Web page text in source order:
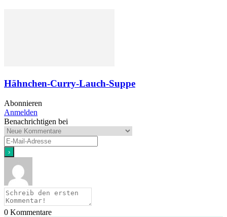
Hähnchen-Curry-Lauch-Suppe
Abonnieren
Anmelden
Benachrichtigen bei
0 Kommentare